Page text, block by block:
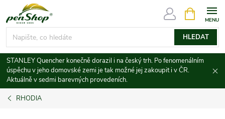
na
obsah
HLEDAT
NÁKUPNÍ
KOŠÍK
STANLEY Quencher konečně dorazil i na český trh. Po fenomenálním
úspěchu v jeho domovské zemi je tak možné jej zakoupit i v ČR.
Aktuálně v sedmi barevných provedeních.
RHODIA